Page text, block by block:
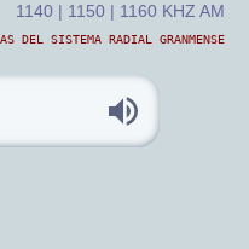
1140 | 1150 | 1160 KHZ AM
DEL SISTEMA RADIAL GRANMENSE